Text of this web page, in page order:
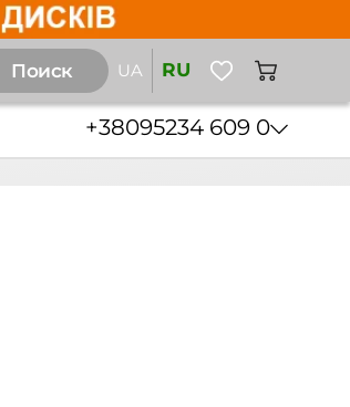
Поиск UA RU
+38095234 609 0